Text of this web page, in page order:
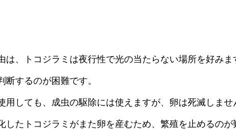
は、トコジラミは夜行性で光の当たらない場所を好み
断するのが困難です。
用しても、成虫の駆除には使えますが、卵は死滅しませ
したトコジラミがまた卵を産むため、繁殖を止めるの